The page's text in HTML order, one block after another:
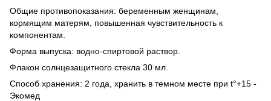
Общие противопоказания: беременным женщинам,
кормящим матерям, повышенная чувствительность к
компонентам.
Форма выпуска: водно-спиртовой раствор.
Флакон солнцезащитного стекла 30 мл.
Способ хранения: 2 года, хранить в темном месте при t°+15 -
Экомед